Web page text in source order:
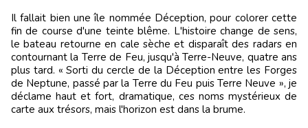
Il fallait bien une île nommée Déception, pour colorer cette
fin de course d'une teinte blême. L'histoire change de sens,
le bateau retourne en cale sèche et disparaît des radars en
contournant la Terre de Feu, jusqu'à Terre-Neuve, quatre ans
plus tard. « Sorti du cercle de la Déception entre les Forges
de Neptune, passé par la Terre du Feu puis Terre Neuve », je
déclame haut et fort, dramatique, ces noms mystérieux de
carte aux trésors, mais l'horizon est dans la brume.